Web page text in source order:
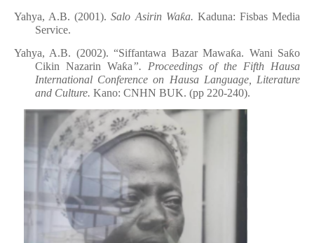
Yahya, A.B. (2001). Salo Asirin Waƙa. Kaduna: Fisbas Media
Service.
Yahya, A.B. (2002). “Siffantawa Bazar Mawaƙa. Wani Saƙo
Cikin Nazarin Waƙa”. Proceedings of the Fifth Hausa
International Conference on Hausa Language, Literature
and Culture. Kano: CNHN BUK. (pp 220-240).